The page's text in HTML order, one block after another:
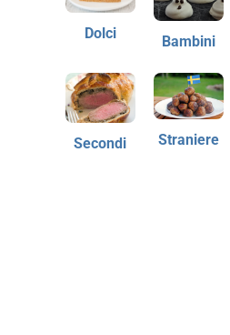
Dolci Bambini
Secondi Straniere